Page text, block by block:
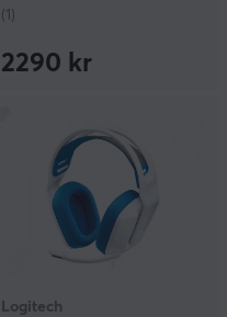
(1)
2290 kr
Logitech